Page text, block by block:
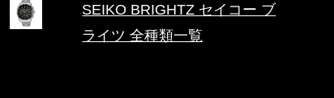
SEIKO BRIGHTZ セイコー ブ
ライツ 全種類一覧